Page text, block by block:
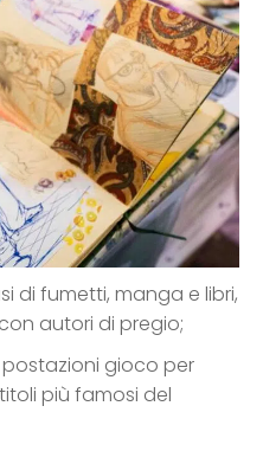
di fumetti, manga e libri,
autori di pregio;
postazioni gioco per
più famosi del